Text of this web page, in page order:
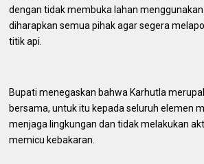
dengan tidak membuka lahan
diharapkan semua pihak agar segera
titik api.
Bupati menegaskan bahwa Karhutla
bersama, untuk itu kepada seluruh elemen
menjaga lingkungan dan tidak melakukan
memicu kebakaran.